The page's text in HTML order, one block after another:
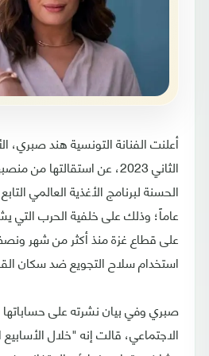
الثاني 2023، عن استقالتها من
عاماً؛ وذلك على خلفية الحرب التي
على قطاع غزة منذ أكثر من شهر
استخدام سلاح التجويع ضد سكان
صبري وفي بيان نشرته على
الاجتماعي، قالت إنه "خلال